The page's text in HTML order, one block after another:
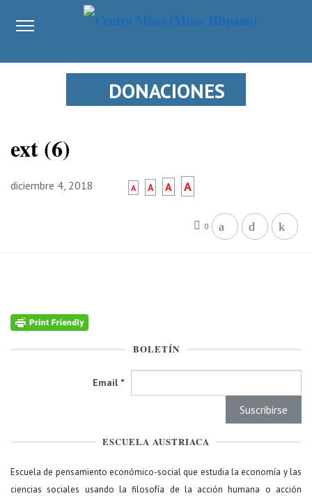
DONACIONES
ext (6)
diciembre 4, 2018 A A A A
0
BOLETÍN
Email *
ESCUELA AUSTRIACA
Escuela de pensamiento económico-social que estudia la economía y las
ciencias sociales usando la filosofía de la acción humana o acción